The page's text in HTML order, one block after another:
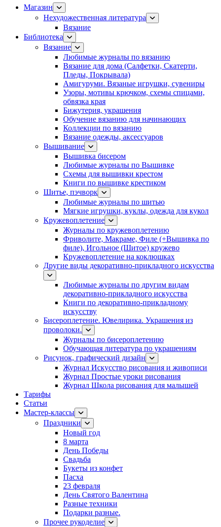
Магазин
Нехудожественная литература
Вязание
Библиотека
Вязание
Любимые журналы по вязанию
Вязание для дома (Салфетки, Скатерти,
Пледы, Покрывала)
Амигуруми. Вязаные игрушки, сувениры
Узоры, мотивы крючком, схемы спицами,
обвязка края
Бижутерия, украшения
Обучение вязанию для начинающих
Коллекции по вязанию
Вязание одежды, аксессуаров
Вышивание
Вышивка бисером
Любимые журналы по Вышивке
Схемы для вышивки крестом
Книги по вышивке крестиком
Шитье, пэчворк
Любимые журналы по шитью
Мягкие игрушки, куклы, одежда для кукол
Кружевоплетение
Журналы по кружевоплетению
Фриволите, Макраме, Филе (+Вышивка по
филе), Игольное (Шитое) кружево
Кружевоплетение на коклюшках
Другие виды декоративно-прикладного искусства
Любимые журналы по другим видам
декоративно-прикладного искусства
Книги по декоративно-прикладному
искусству
Бисероплетение. Ювелирика. Украшения из
проволоки.
Журналы по бисероплетению
Обучающая литература по украшениям
Рисунок, графический дизайн
Журнал Искусство рисования и живописи
Журнал Простые уроки рисования
Журнал Школа рисования для малышей
Тарифы
Статьи
Мастер-классы
Праздники
Новый год
8 марта
День Победы
Свадьба
Букеты из конфет
Пасха
23 февраля
День Святого Валентина
Разные техники
Подарки разные.
Прочее рукоделие